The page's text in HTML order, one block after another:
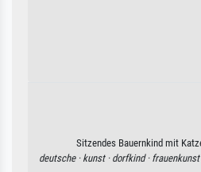
Sitzendes Bauernkind mit
deutsche · kunst · dorfkind · frauenkunst